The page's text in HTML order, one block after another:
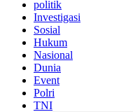
politik
Investigasi
Sosial
Hukum
Nasional
Dunia
Event
Polri
TNI